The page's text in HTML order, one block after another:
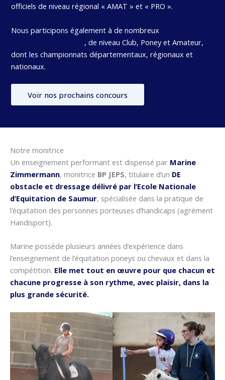
officiels de niveau régional « AMAT » et « PRO ».
Nous participons également à de nombreux
, de niveau Club, Poney et Amateur,
dont les championnats départementaux, régionaux et
nationaux.
Voir nos prochains concours
Notre monitrice
Un enseignement performant est dispensé par Marine
Zimmermann, monitrice BP JEPS, titulaire d’un DE
obstacle et dressage délivré par l’Ecole Nationale
d’Equitation de Saumur, spécialisée dans la pratique de
l’équitation des personnes porteuses d’handicaps (agrément
Handisport).
Marine possède plusieurs années d’expérience dans
l’enseignement de l’équitation poneys ou chevaux et dans la
compétition. Elle met tout en œuvre pour que chacun et
chacune progresse à son rythme, avec plaisir, dans la
plus grande sécurité.